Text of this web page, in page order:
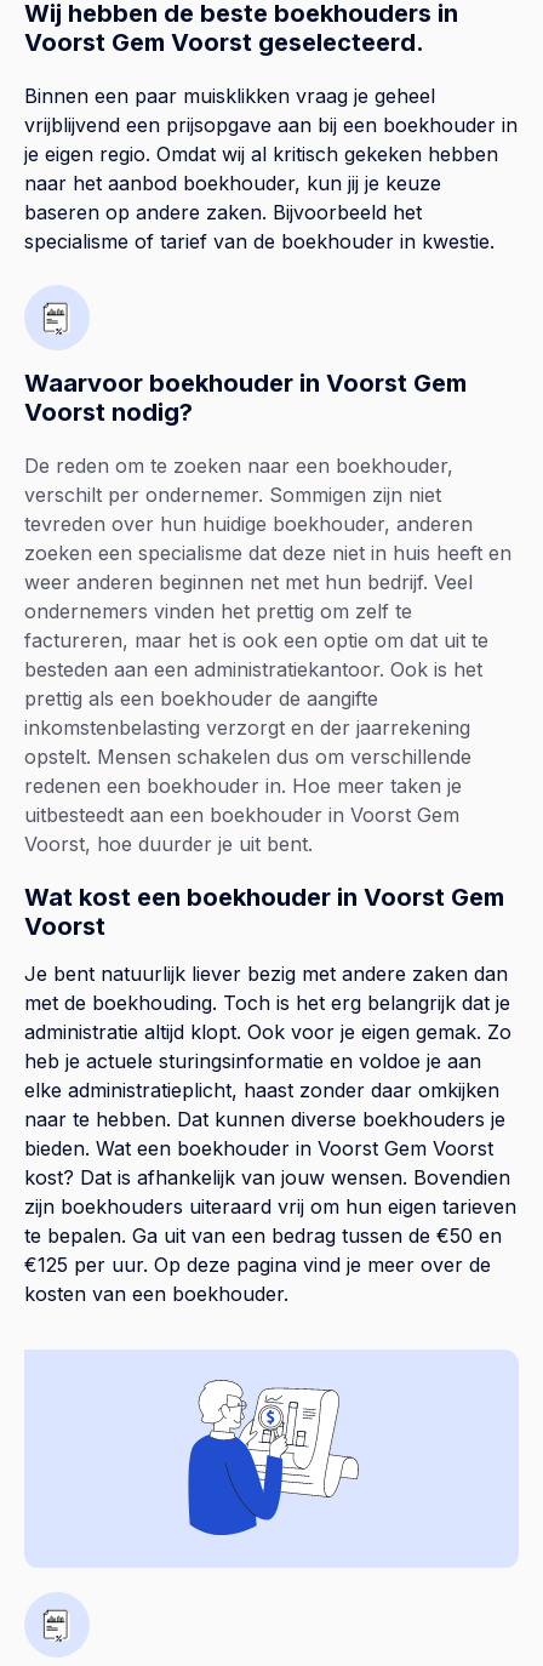
Wij hebben de beste boekhouders in
Voorst Gem Voorst geselecteerd.
Binnen een paar muisklikken vraag je geheel
vrijblijvend een prijsopgave aan bij een boekhouder in
je eigen regio. Omdat wij al kritisch gekeken hebben
naar het aanbod boekhouder, kun jij je keuze
baseren op andere zaken. Bijvoorbeeld het
specialisme of tarief van de boekhouder in kwestie.
Waarvoor boekhouder in Voorst Gem
Voorst nodig?
De reden om te zoeken naar een boekhouder,
verschilt per ondernemer. Sommigen zijn niet
tevreden over hun huidige boekhouder, anderen
zoeken een specialisme dat deze niet in huis heeft en
weer anderen beginnen net met hun bedrijf. Veel
ondernemers vinden het prettig om zelf te
factureren, maar het is ook een optie om dat uit te
besteden aan een administratiekantoor. Ook is het
prettig als een boekhouder de aangifte
inkomstenbelasting verzorgt en der jaarrekening
opstelt. Mensen schakelen dus om verschillende
redenen een boekhouder in. Hoe meer taken je
uitbesteedt aan een boekhouder in Voorst Gem
Voorst, hoe duurder je uit bent.
Wat kost een boekhouder in Voorst Gem
Voorst
Je bent natuurlijk liever bezig met andere zaken dan
met de boekhouding. Toch is het erg belangrijk dat je
administratie altijd klopt. Ook voor je eigen gemak. Zo
heb je actuele sturingsinformatie en voldoe je aan
elke administratieplicht, haast zonder daar omkijken
naar te hebben. Dat kunnen diverse boekhouders je
bieden. Wat een boekhouder in Voorst Gem Voorst
kost? Dat is afhankelijk van jouw wensen. Bovendien
zijn boekhouders uiteraard vrij om hun eigen tarieven
te bepalen. Ga uit van een bedrag tussen de €50 en
€125 per uur. Op deze pagina vind je meer over de
kosten van een boekhouder.